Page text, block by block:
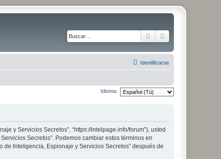
Buscar
Identificarse
Idioma:
y Servicios Secretos”, “https://intelpage.info/forum”), usted
Secretos”. Podemos cambiar estos términos en
Inteligencia, Espionaje y Servicios Secretos” después de